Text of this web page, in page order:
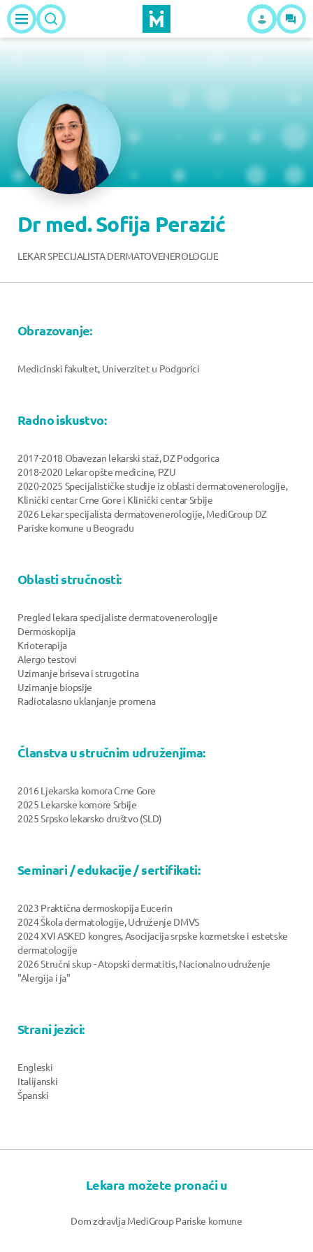
Dr med. Sofija Perazić
LEKAR SPECIJALISTA DERMATOVENEROLOGIJE
Obrazovanje:
Medicinski fakultet, Univerzitet u Podgorici
Radno iskustvo:
2017-2018 Obavezan lekarski staž, DZ Podgorica
2018-2020 Lekar opšte medicine, PZU
2020-2025 Specijalističke studije iz oblasti dermatovenerologije,
Klinički centar Crne Gore i Klinički centar Srbije
2026 Lekar specijalista dermatovenerologije, MediGroup DZ
Pariske komune u Beogradu
Oblasti stručnosti:
Pregled lekara specijaliste dermatovenerologije
Dermoskopija
Krioterapija
Alergo testovi
Uzimanje briseva i strugotina
Uzimanje biopsije
Radiotalasno uklanjanje promena
Članstva u stručnim udruženjima:
2016 Ljekarska komora Crne Gore
2025 Lekarske komore Srbije
2025 Srpsko lekarsko društvo (SLD)
Seminari / edukacije / sertifikati:
2023 Praktična dermoskopija Eucerin
2024 Škola dermatologije, Udruženje DMVS
2024 XVI ASKED kongres, Asocijacija srpske kozmetske i estetske
dermatologije
2026 Stručni skup - Atopski dermatitis, Nacionalno udruženje
"Alergija i ja"
Strani jezici:
Engleski
Italijanski
Španski
Lekara možete pronaći u
Dom zdravlja MediGroup Pariske komune